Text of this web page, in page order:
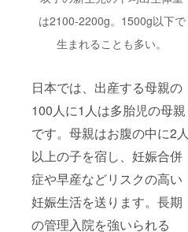
は2100-2200g。1500g以下で
生まれることも多い。
日本では、出産する母親の
100人に1人は多胎児の母親
です。母親はお腹の中に2人
以上の子を宿し、妊娠合併
症や早産などリスクの高い
妊娠生活を送ります。長期
の管理入院を強いられる